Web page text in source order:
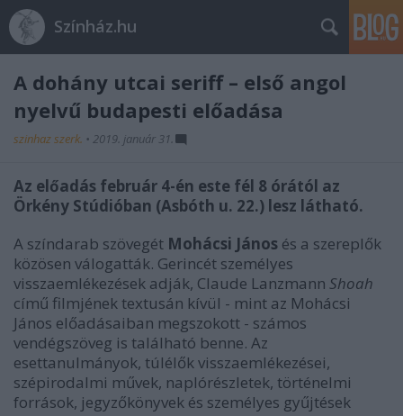
Színház.hu
A dohány utcai seriff – első angol
nyelvű budapesti előadása
szinhaz szerk. • 2019. január 31.
Az előadás február 4-én este fél 8 órától az
Örkény Stúdióban (Asbóth u. 22.) lesz látható.
A színdarab szövegét Mohácsi János és a szereplők
közösen válogatták. Gerincét személyes
visszaemlékezések adják, Claude Lanzmann Shoah
című filmjének textusán kívül - mint az Mohácsi
János előadásaiban megszokott - számos
vendégszöveg is található benne. Az
esettanulmányok, túlélők visszaemlékezései,
szépirodalmi művek, naplórészletek, történelmi
források, jegyzőkönyvek és személyes gyűjtések